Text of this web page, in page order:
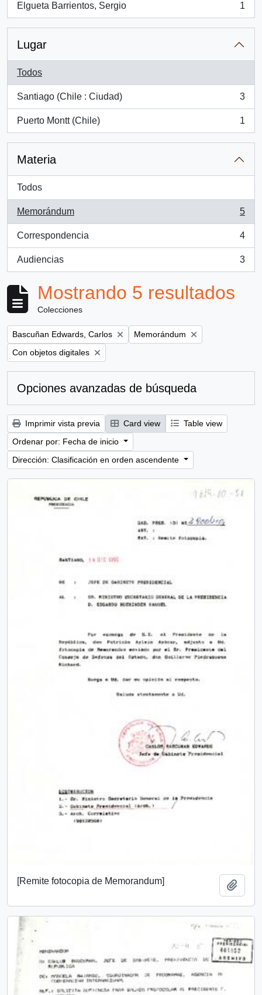
Elgueta Barrientos, Sergio
, 1 resultados
1
Lugar
Todos
Santiago (Chile : Ciudad)
, 3 resultados
3
Puerto Montt (Chile)
, 1 resultados
1
Materia
Todos
Memorándum
, 5 resultados
5
Correspondencia
, 4 resultados
4
Audiencias
, 3 resultados
3
Mostrando 5 resultados
Colecciones
Remove filter:
Bascuñan Edwards, Carlos Remove filter:
Memorándum
Remove filter:
Con objetos digitales
Opciones avanzadas de búsqueda
Imprimir vista previa Card view
Table view
Ordenar por: Fecha de inicio
Dirección: Clasificación en orden ascendente
[Remite fotocopia de Memorandum]